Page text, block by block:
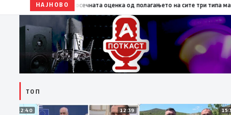
НАЈНОВО09:34Размена на искуства со Словачка за успешно
ТОП
12:40 12:39